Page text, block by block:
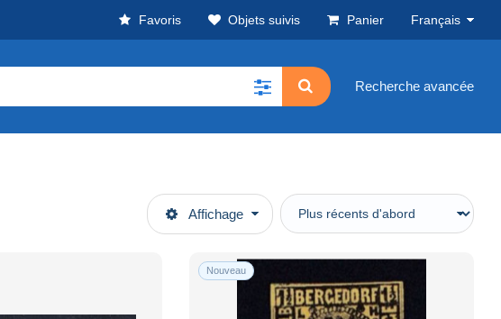
Favoris Objets suivis Panier Français
Recherche avancée
Affichage
Nouveau